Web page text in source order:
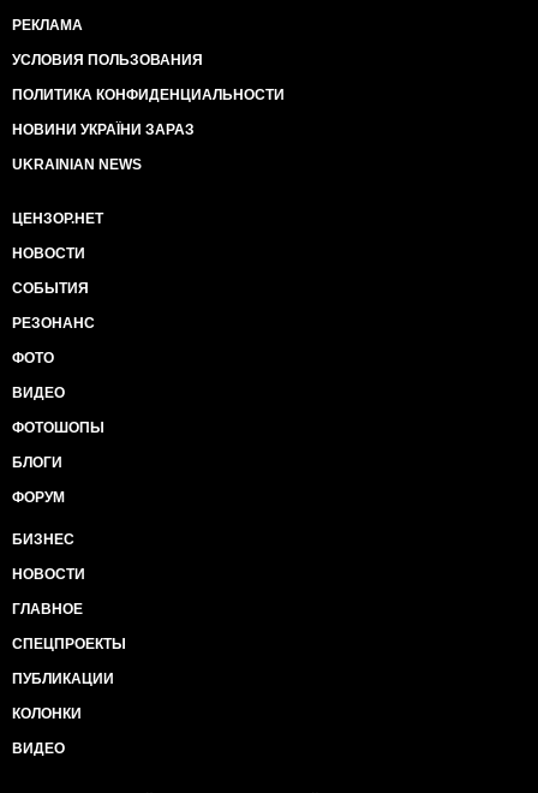
РЕКЛАМА
УСЛОВИЯ ПОЛЬЗОВАНИЯ
ПОЛИТИКА КОНФИДЕНЦИАЛЬНОСТИ
НОВИНИ УКРАЇНИ ЗАРАЗ
UKRAINIAN NEWS
ЦЕНЗОР.НЕТ
НОВОСТИ
СОБЫТИЯ
РЕЗОНАНС
ФОТО
ВИДЕО
ФОТОШОПЫ
БЛОГИ
ФОРУМ
БИЗНЕС
НОВОСТИ
ГЛАВНОЕ
СПЕЦПРОЕКТЫ
ПУБЛИКАЦИИ
КОЛОНКИ
ВИДЕО